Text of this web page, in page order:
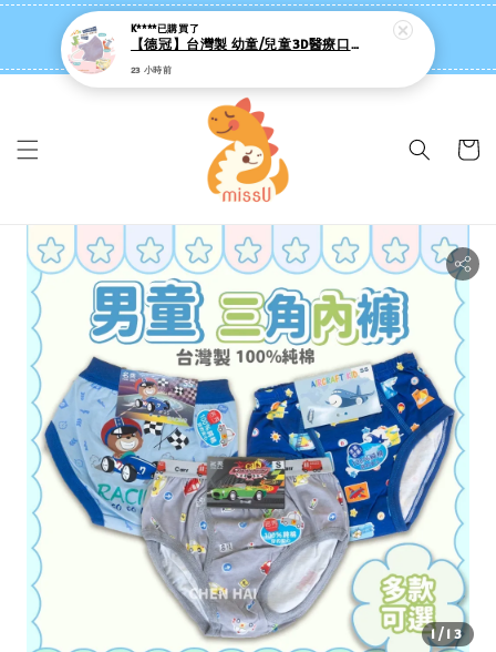
missU 迷思悠官方旗艦店 ❤️ 迷粉招募中
👉點我【追蹤社群送 $20 】
1/13